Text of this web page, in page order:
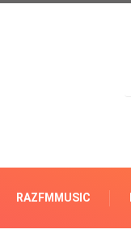
RAZFMMUSIC